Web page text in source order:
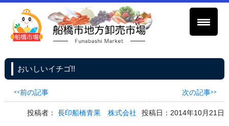
おいしいイチゴ!!
<<前の記事 次の記事>>
投稿者：長印船橋青果 株式会社 投稿日：2014年10月21日